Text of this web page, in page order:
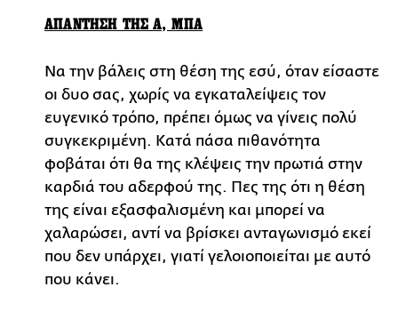
ΑΠΑΝΤΗΣΗ ΤΗΣ Α, ΜΠΑ
Να την βάλεις στη θέση της εσύ, όταν είσαστε
οι δυο σας, χωρίς να εγκαταλείψεις τον
ευγενικό τρόπο, πρέπει όμως να γίνεις πολύ
συγκεκριμένη. Κατά πάσα πιθανότητα
φοβάται ότι θα της κλέψεις την πρωτιά στην
καρδιά του αδερφού της. Πες της ότι η θέση
της είναι εξασφαλισμένη και μπορεί να
χαλαρώσει, αντί να βρίσκει ανταγωνισμό εκεί
που δεν υπάρχει, γιατί γελοιοποιείται με αυτό
που κάνει.